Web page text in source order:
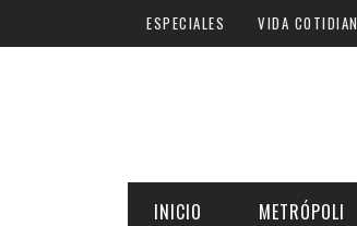
ESPECIALES VIDA
INICIO METRÓPOLI